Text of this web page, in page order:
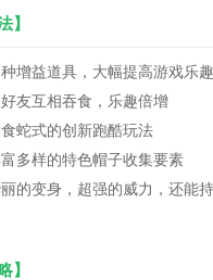
】
益道具，大幅提高游戏乐趣
互相吞食，乐趣倍增
式的创新跑酷玩法
样的特色帽子收集要素
变身，超强的威力，还能持
】